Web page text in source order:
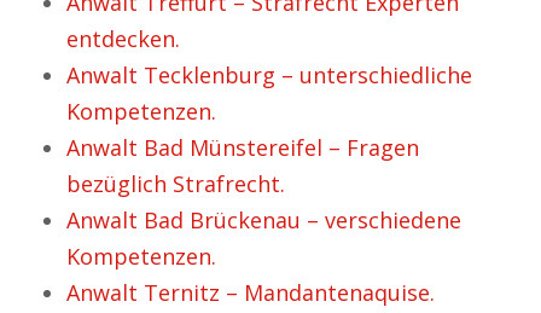
entdecken.
Anwalt Tecklenburg – unterschiedliche
Kompetenzen.
Anwalt Bad Münstereifel – Fragen
bezüglich Strafrecht.
Anwalt Bad Brückenau – verschiedene
Kompetenzen.
Anwalt Ternitz – Mandantenaquise.